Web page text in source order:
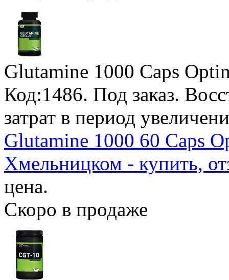
Glutamine 1000 Caps
Код:1486. Под заказ.
затрат в период
Glutamine 1000 60 Caps
Хмельницком - купить,
цена.
Скоро в продаже